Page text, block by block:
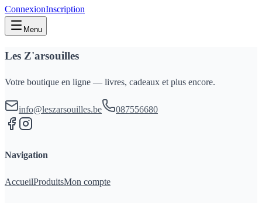
ConnexionInscription
Menu
Les Z'arsouilles
Votre boutique en ligne — livres, cadeaux et plus encore.
info@leszarsouilles.be 087556680
Navigation
AccueilProduitsMon compte